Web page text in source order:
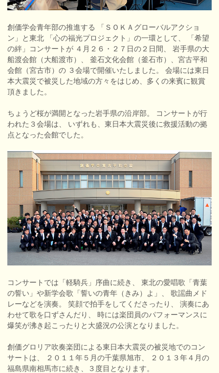
創価学会青年部の推進する 「ＳＯＫＡグローバルアクショ
ン」と東北 「心の福光プロジェクト」の一環として、 「希望
の絆」コンサートが ４月２６・２７日の２日間、 岩手県の大
船渡会館（大船渡市）、 釜石文化会館（釜石市）、宮古平和
会館（宮古市）の ３会場で開催いたしました。 会場には東日
本大震災で被災した地域の方々をはじめ、多くの来賓に観賞
頂きました。
ちょうど桜が満開となった岩手県の沿岸部。 コンサートが行
われた３会場は、 いずれも、東日本大震災後に救援活動の拠
点となった会館でした。
コンサートでは「軽騎兵」序曲に続き、 東北の愛唱歌「青葉
の誓い」や新学会歌「誓いの青年（きみ）よ」、 歌謡曲メド
レーなどを演奏。 笑顔で拍手をしてくださったり、 演奏にあ
わせて歌を口ずさんだり、 時には楽団員のパフォーマンスに
爆笑が沸き起こったりと大盛況の公演となりました。
創価グロリア吹奏楽団による東日本大震災の被災地でのコン
サートは、 ２０１１年５月の千葉県旭市、 ２０１３年４月の
福島県南相馬市に続き、３度目となります。